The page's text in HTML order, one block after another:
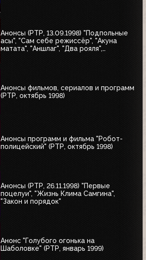
Анонсы (РТР, 13.09.1998) "Подпольные
асы", "Сам себе режиссёр", "Акуна
матата", "Аншлаг", "Два рояля",
Анонсы фильмов, сериалов и программ
(РТР, октябрь 1998)
Анонсы программ и фильма "Робот-
полицейский" (РТР, октябрь 1998)
Анонсы (РТР, 26.11.1998) "Первые
поцелуи", "Жизнь Клима Самгина",
"Закон и порядок"
Анонс "Голубого огонька на
Шаболовке" (РТР, январь 1999)